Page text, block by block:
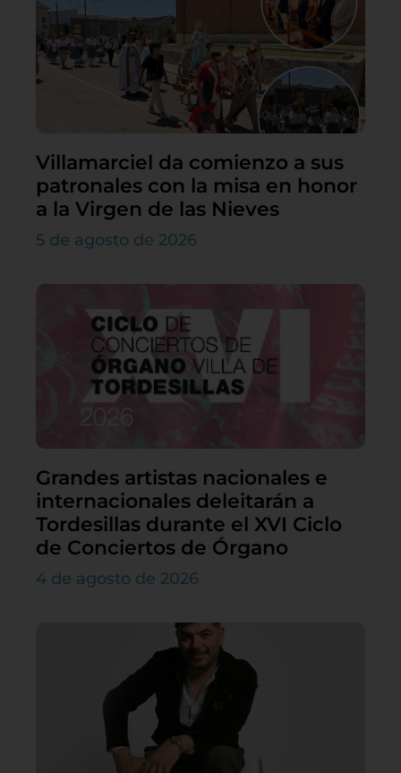
Villamarciel da comienzo a sus
patronales con la misa en honor
a la Virgen de las Nieves
5 de agosto de 2026
Grandes artistas nacionales e
internacionales deleitarán a
Tordesillas durante el XVI Ciclo
de Conciertos de Órgano
4 de agosto de 2026